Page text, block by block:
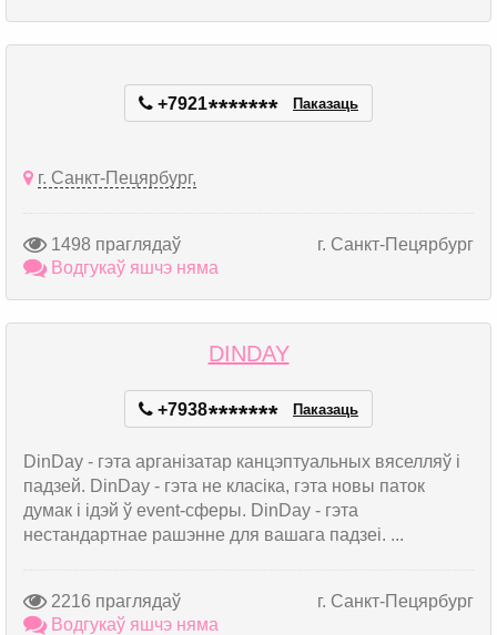
+7921******* Паказаць
г. Санкт-Пецярбург,
1498 праглядаў
г. Санкт-Пецярбург
Водгукаў яшчэ няма
DINDAY
+7938******* Паказаць
DinDay - гэта арганізатар канцэптуальных вяселляў і
падзей. DinDay - гэта не класіка, гэта новы паток
думак і ідэй ў event-сферы. DinDay - гэта
нестандартнае рашэнне для вашага падзеі. ...
2216 праглядаў
г. Санкт-Пецярбург
Водгукаў яшчэ няма